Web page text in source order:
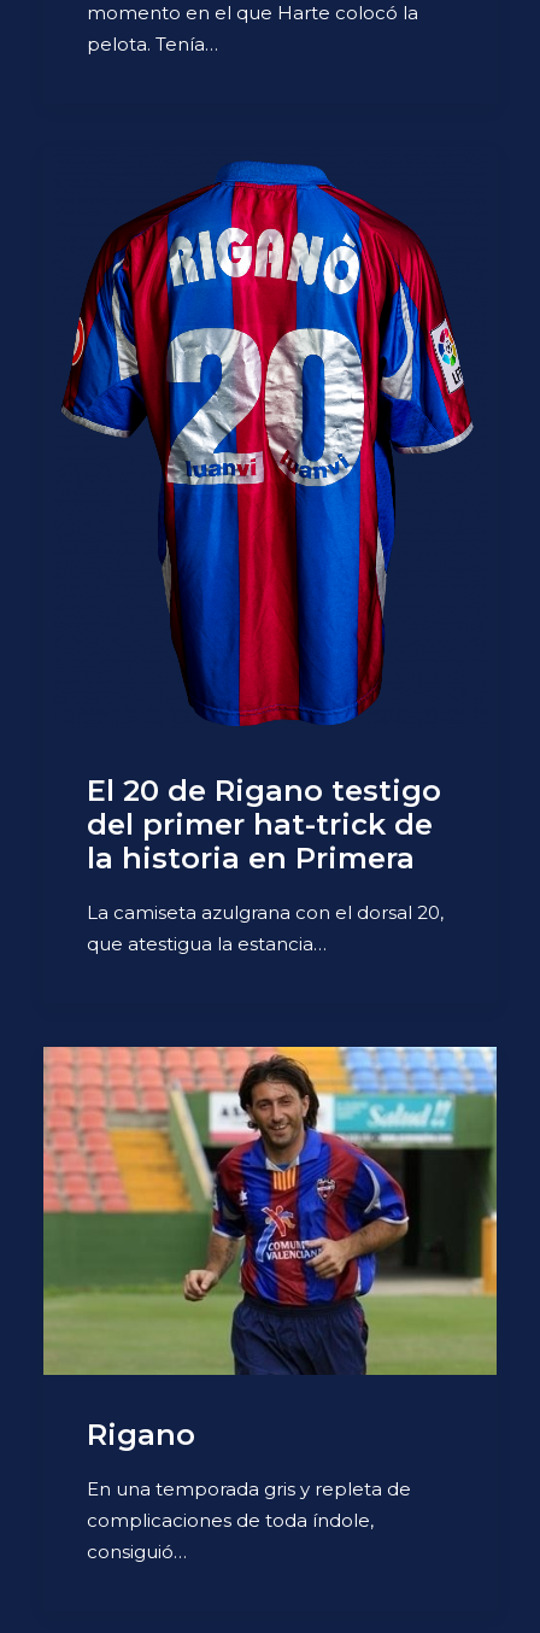
momento en el que Harte colocó la
pelota. Tenía…
El 20 de Rigano testigo
del primer hat-trick de
la historia en Primera
La camiseta azulgrana con el dorsal 20,
que atestigua la estancia…
Rigano
En una temporada gris y repleta de
complicaciones de toda índole,
consiguió…